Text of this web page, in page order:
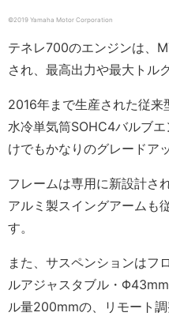
©2019 Yamaha Motor Corporation
テネレ700のエンジンは、
され、最高出力や最大トル
2016年まで生産された従
水冷単気筒SOHC4バルブ
けでもかなりのグレードア
フレームは専用に新設計さ
アルミ製スイングアームも
す。
また、サスペンションはフ
ルアジャスタブル・
ル量200mmの、リモート